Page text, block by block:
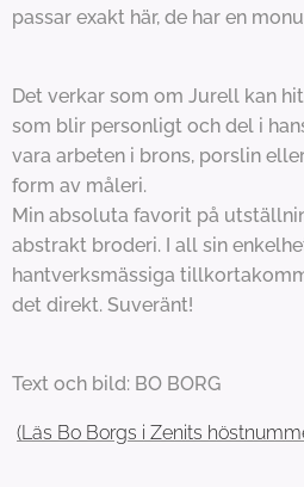
passar exakt här, de har en
Det verkar som om Jurell kan
som blir personligt och del i
vara arbeten i brons, porslin
form av måleri.
Min absoluta favorit på
abstrakt broderi. I all sin
hantverksmässiga
det direkt. Suveränt!
Text och bild: BO BORG
(Läs Bo Borgs i Zenits